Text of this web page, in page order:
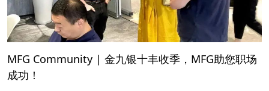
MFG Community | 金九银十丰收季，MFG助您职场
成功！